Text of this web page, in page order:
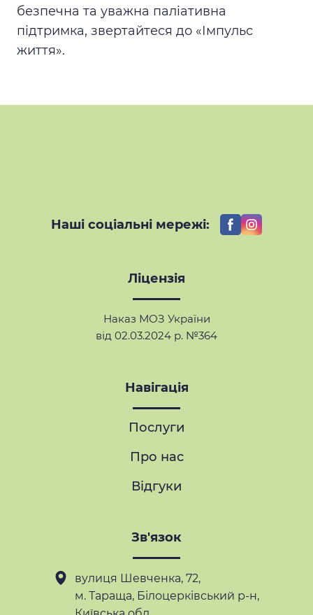
безпечна та уважна паліативна
підтримка, звертайтеся до «Імпульс
життя».
Наші соціальні мережі:
Ліцензія
Наказ МОЗ України
від 02.03.2024 р. №364
Навігація
Послуги
Про нас
Відгуки
Зв'язок
вулиця Шевченка, 72,
м. Тараща, Білоцерківський р-н,